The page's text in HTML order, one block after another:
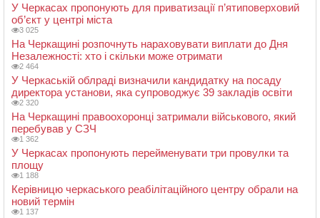
У Черкасах пропонують для приватизації п’ятиповерховий
об’єкт у центрі міста
3 025
На Черкащині розпочнуть нараховувати виплати до Дня
Незалежності: хто і скільки може отримати
2 464
У Черкаській облраді визначили кандидатку на посаду
директора установи, яка супроводжує 39 закладів освіти
2 320
На Черкащині правоохоронці затримали військового, який
перебував у СЗЧ
1 362
У Черкасах пропонують перейменувати три провулки та
площу
1 188
Керівницю черкаського реабілітаційного центру обрали на
новий термін
1 137